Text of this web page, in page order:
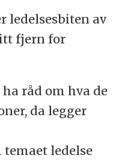
ledelsesbiten av
fjern for
råd om hva de
da legger
ledelse